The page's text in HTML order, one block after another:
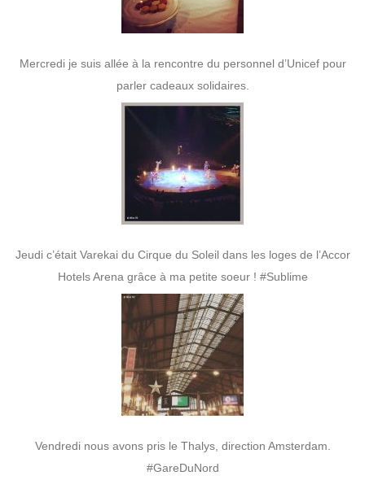
Mercredi je suis allée à la rencontre du personnel d’Unicef pour
parler cadeaux solidaires.
Jeudi c’était Varekai du Cirque du Soleil dans les loges de l’Accor
Hotels Arena grâce à ma petite soeur ! #Sublime
Vendredi nous avons pris le Thalys, direction Amsterdam.
#GareDuNord